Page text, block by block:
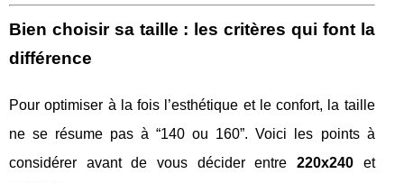
Bien choisir sa taille : les critères qui font la
différence
Pour optimiser à la fois l’esthétique et le confort, la taille
ne se résume pas à “140 ou 160”. Voici les points à
considérer avant de vous décider entre 220x240et